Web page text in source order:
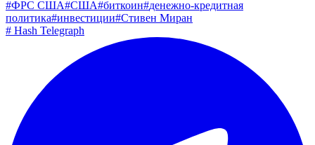
#ФРС США#США#биткоин#денежно-кредитная
политика#инвестиции#Стивен Миран
# Hash Telegraph